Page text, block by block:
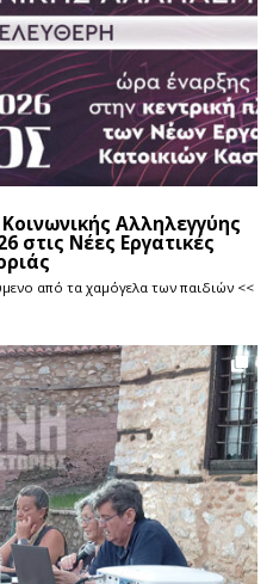
Αλληλεγγύης
στις Νέες Εργατικές
από τα χαμόγελα των παιδιών <<